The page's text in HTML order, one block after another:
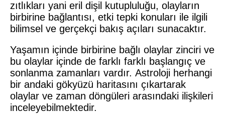
zıtlıkları yani eril dişil kutupluluğu, olayların
birbirine bağlantısı, etki tepki konuları ile ilgili
bilimsel ve gerçekçi bakış açıları sunacaktır.
Yaşamın içinde birbirine bağlı olaylar zinciri ve
bu olaylar içinde de farklı farklı başlangıç ve
sonlanma zamanları vardır. Astroloji herhangi
bir andaki gökyüzü haritasını çıkartarak
olaylar ve zaman döngüleri arasındaki ilişkileri
inceleyebilmektedir.